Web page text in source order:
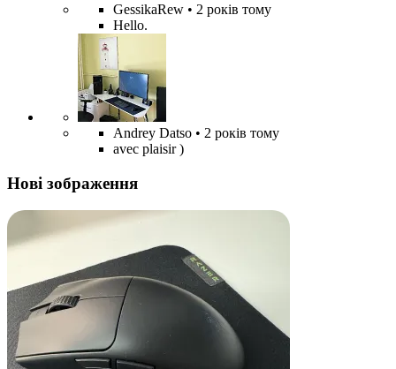
GessikaRew • 2 років тому
Hello.
Andrey Datso • 2 років тому
avec plaisir )
Нові зображення